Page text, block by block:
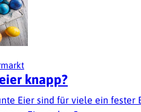
knapp?
Eier sind für viele ein